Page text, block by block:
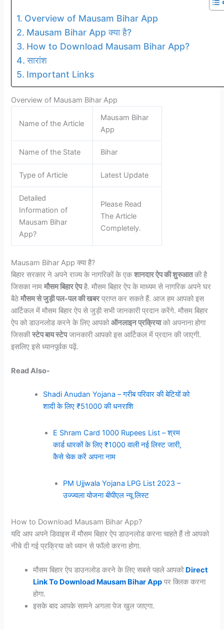
Overview of Mausam Bihar App
Mausam Bihar App क्या है?
How to Download Mausam Bihar App?
सारांश
Important Links
Overview of Mausam Bihar App
Name of the Article
Mausam Bihar
App
Name of the State Bihar
Type of Article Latest Update
Detailed
Information of
Mausam Bihar
App?
Please Read
The Article
Completely.
Mausam Bihar App क्या है?
बिहार सरकार ने अपने राज्य के नागरिकों के एकशानदार ऐप की शुरुआतकी है
जिसका नाममौसम बिहार ऐपहै. मौसम बिहार ऐप के माध्यम से नागरिक अपने घर
बैठेमौसम से जुड़ी पल-पल की खबरप्राप्त कर सकते हैं. आज हम आपको इस
आर्टिकल में मौसम बिहार ऐप से जुड़ी सभी जानकारी प्रदान करेंगे. मौसम बिहार
ऐप को डाउनलोड करने के लिए आपकोऑनलाइन प्रक्रियाको अपनाना होगा
जिसकीस्टेप बाय स्टेपजानकारी आपको इस आर्टिकल में प्रदान की जाएगी.
इसलिए इसे ध्यानपूर्वक पढ़ें.
Read Also-
Shadi Anudan Yojana – गरीब परिवार की बेटियों को
शादी के लिए ₹51000 की धनराशि
E Shram Card 1000 Rupees List – श्रम
कार्ड धारकों के लिए ₹1000 वाली नई लिस्ट जारी,
कैसे चेक करें अपना नाम
PM Ujjwala Yojana LPG List 2023 –
उज्ज्वला योजना बीपीएल न्यू लिस्ट
How to Download Mausam Bihar App?
यदि आप अपने डिवाइस में मौसम बिहार ऐप डाउनलोड करना चाहते हैं तो आपको
नीचे दी गई प्रक्रिया को ध्यान से फॉलो करना होगा.
मौसम बिहार ऐप डाउनलोड करने के लिए सबसे पहले आपको Direct
Link To Download Mausam Bihar App पर क्लिक करना
होगा.
इसके बाद आपके सामने अगला पेज खुल जाएगा.